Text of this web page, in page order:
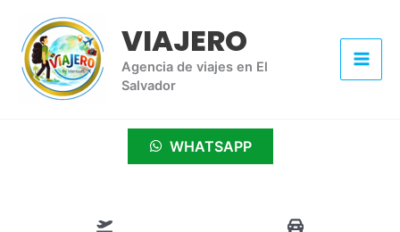
contenido
VIAJERO
Agencia de viajes en El
Salvador
WHATSAPP